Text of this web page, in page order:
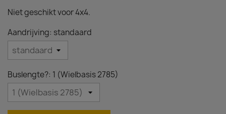
Niet geschikt voor 4x4.
Aandrijving: standaard
Buslengte?: 1 (Wielbasis 2785)